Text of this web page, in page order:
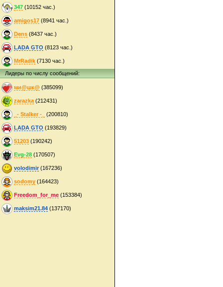
347 (10152 час.)
amigos17 (8941 час.)
Dens (8437 час.)
LADA GTO (8123 час.)
MrRadik (7130 час.)
Лидеры по числу сообщений:
ми@шк@ (385099)
zarazka (212431)
_- Stalker -_ (200810)
LADA GTO (193829)
51203 (190242)
Evg-28 (170507)
volodimir(167236)
sodomy (164423)
Freedom_for_me (153384)
maksim21.84 (137170)